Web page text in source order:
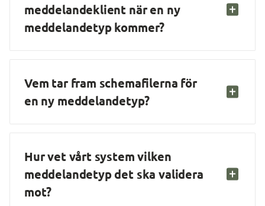
meddelandeklient när en ny
meddelandetyp kommer?
Vem tar fram schemafilerna för
en ny meddelandetyp?
Hur vet vårt system vilken
meddelandetyp det ska validera
mot?